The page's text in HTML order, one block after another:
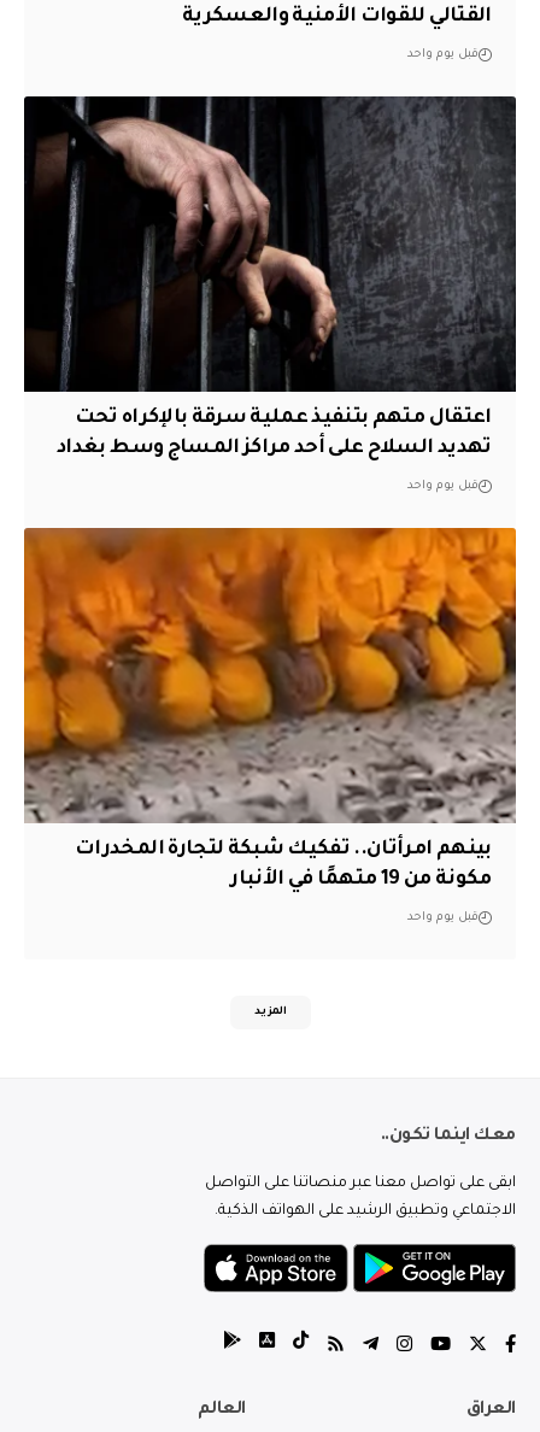
القتالي للقوات الأمنية والعسكرية
قبل يوم واحد
اعتقال متهم بتنفيذ عملية سرقة بالإكراه تحت
تهديد السلاح على أحد مراكز المساج وسط بغداد
قبل يوم واحد
بينهم امرأتان.. تفكيك شبكة لتجارة المخدرات
مكونة من 19 متهمًا في الأنبار
قبل يوم واحد
المزيد
معك اينما تكون..
ابقى على تواصل معنا عبر منصاتنا على التواصل
الاجتماعي وتطبيق الرشيد على الهواتف الذكية.
العراق العالم